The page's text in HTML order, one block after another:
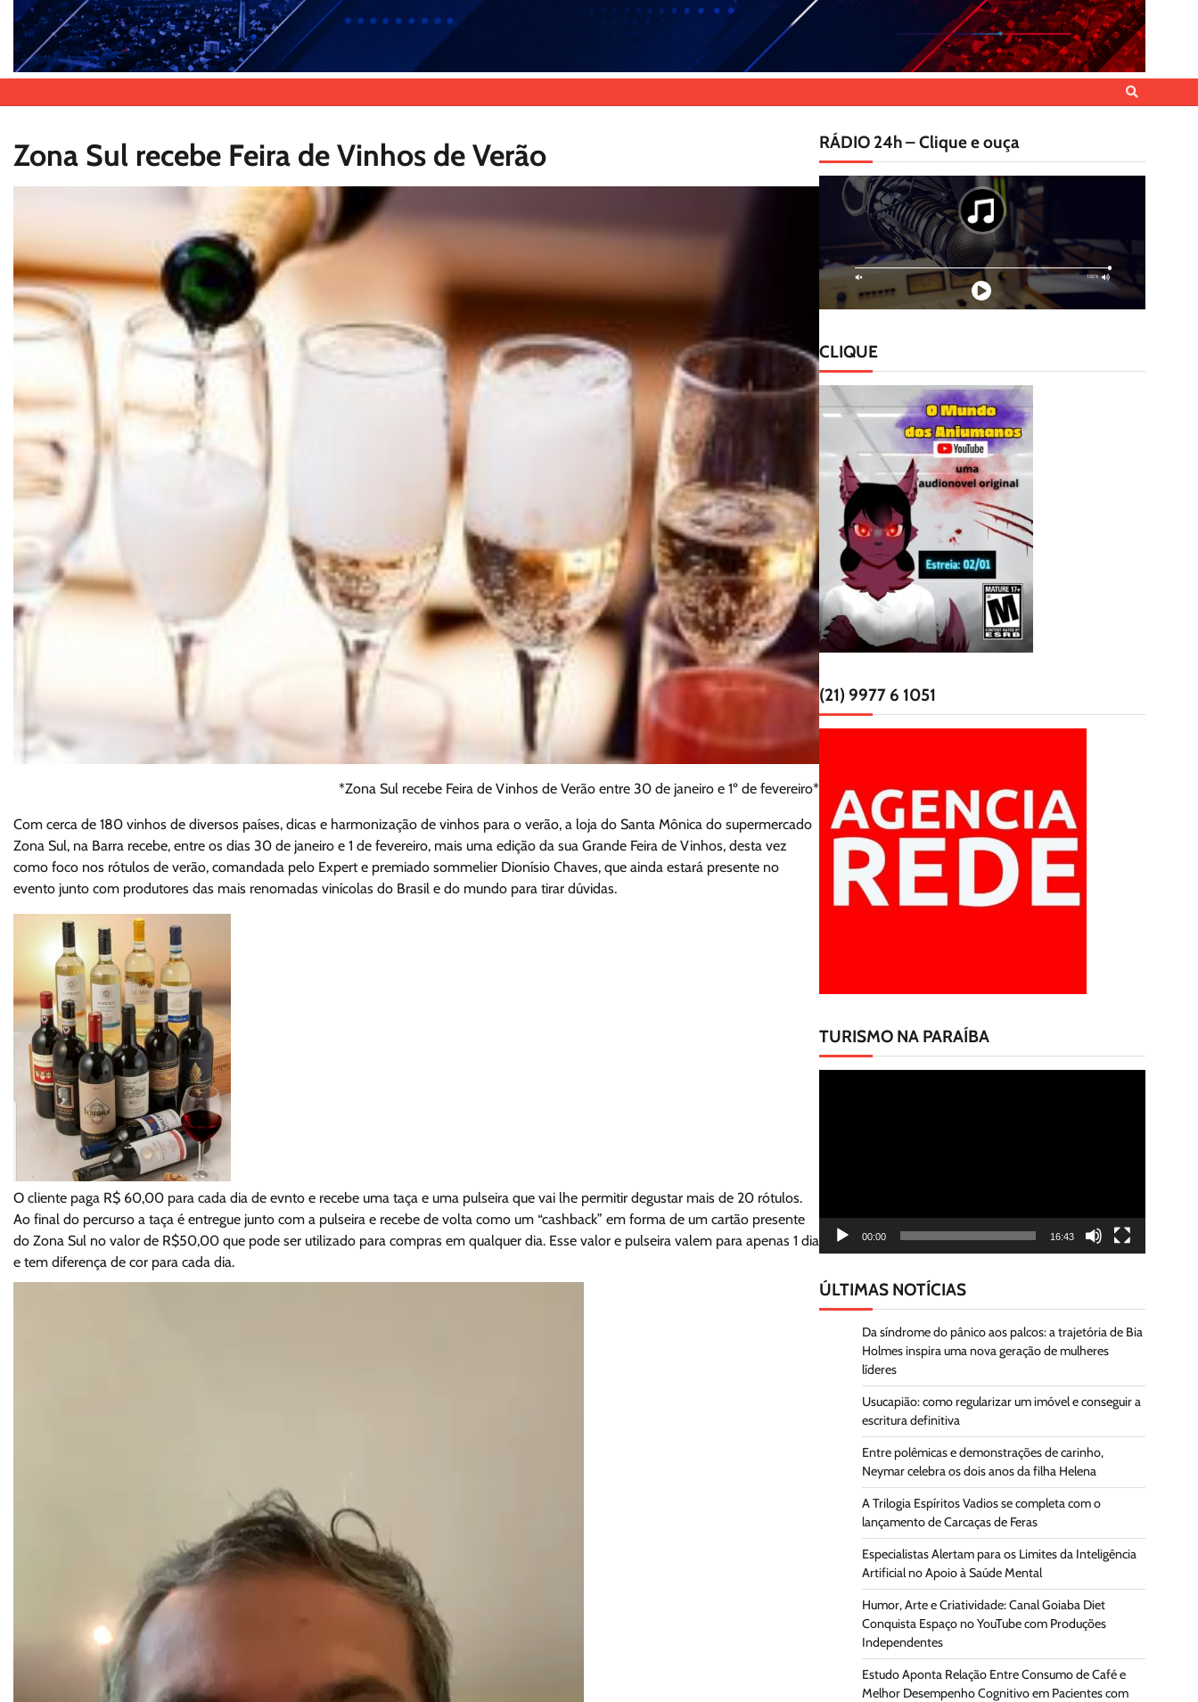
Zona Sul recebe Feira de Vinhos de Verão
*Zona Sul recebe Feira de Vinhos de Verão entre 30 de janeiro e 1º de fevereiro*
Com cerca de 180 vinhos de diversos países, dicas e harmonização de vinhos para o verão, a loja do Santa Mônica do supermercado
Zona Sul, na Barra recebe, entre os dias 30 de janeiro e 1 de fevereiro, mais uma edição da sua Grande Feira de Vinhos, desta vez
como foco nos rótulos de verão, comandada pelo Expert e premiado sommelier Dionísio Chaves, que ainda estará presente no
evento junto com produtores das mais renomadas vinícolas do Brasil e do mundo para tirar dúvidas.
O cliente paga R$ 60,00 para cada dia de evnto e recebe uma taça e uma pulseira que vai lhe permitir degustar mais de 20 rótulos.
Ao final do percurso a taça é entregue junto com a pulseira e recebe de volta como um “cashback” em forma de um cartão presente
do Zona Sul no valor de R$50,00 que pode ser utilizado para compras em qualquer dia. Esse valor e pulseira valem para apenas 1 dia
e tem diferença de cor para cada dia.
RÁDIO 24h – Clique e ouça
CLIQUE
(21) 9977 6 1051
TURISMO NA PARAÍBA
00:00 16:43
ÚLTIMAS NOTÍCIAS
Da síndrome do pânico aos palcos: a trajetória de Bia
Holmes inspira uma nova geração de mulheres
líderes
Usucapião: como regularizar um imóvel e conseguir a
escritura definitiva
Entre polêmicas e demonstrações de carinho,
Neymar celebra os dois anos da filha Helena
A Trilogia Espíritos Vadios se completa com o
lançamento de Carcaças de Feras
Especialistas Alertam para os Limites da Inteligência
Artificial no Apoio à Saúde Mental
Humor, Arte e Criatividade: Canal Goiaba Diet
Conquista Espaço no YouTube com Produções
Independentes
Estudo Aponta Relação Entre Consumo de Café e
Melhor Desempenho Cognitivo em Pacientes com